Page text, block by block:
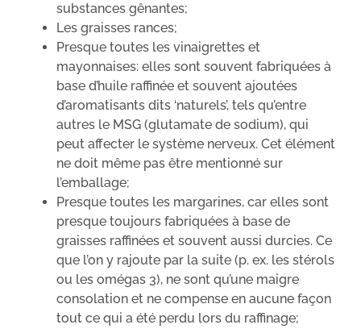
substances gênantes;
Les graisses rances;
Presque toutes les vinaigrettes et
mayonnaises: elles sont souvent fabriquées à
base d’huile raffinée et souvent ajoutées
d’aromatisants dits ‘naturels’, tels qu’entre
autres le MSG (glutamate de sodium), qui
peut affecter le système nerveux. Cet élément
ne doit même pas être mentionné sur
l’emballage;
Presque toutes les margarines, car elles sont
presque toujours fabriquées à base de
graisses raffinées et souvent aussi durcies. Ce
que l’on y rajoute par la suite (p. ex. les stérols
ou les omégas 3), ne sont qu’une maigre
consolation et ne compense en aucune façon
tout ce qui a été perdu lors du raffinage;